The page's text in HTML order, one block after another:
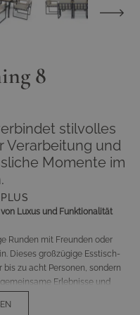
8
stilvolles
Verarbeitung und
Momente im
Luxus und Funktionalität
Runden mit Freunden oder
Dieses großzügige Esstisch-
zu acht Personen, sondern
Erlebnisse und